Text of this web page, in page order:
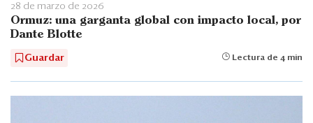
28 de marzo de 2026
Ormuz: una garganta global con impacto local, por
Dante Blotte
Guardar Lectura de 4 min